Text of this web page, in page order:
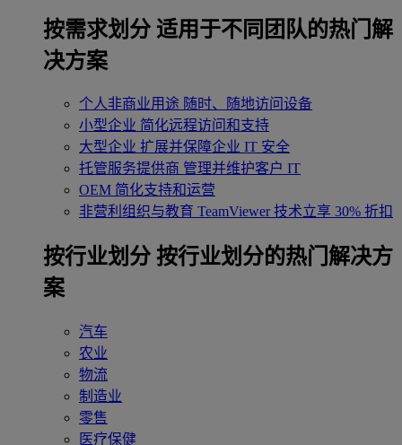
按需求划分 适用于不同团队的热门解
决方案
个人非商业用途 随时、随地访问设备
小型企业 简化远程访问和支持
大型企业 扩展并保障企业 IT 安全
托管服务提供商 管理并维护客户 IT
OEM 简化支持和运营
非营利组织与教育 TeamViewer 技术立享 30% 折扣
‌按行业划分 按行业划分的热门解决方
案
汽车
农业
物流
制造业
零售
医疗保健